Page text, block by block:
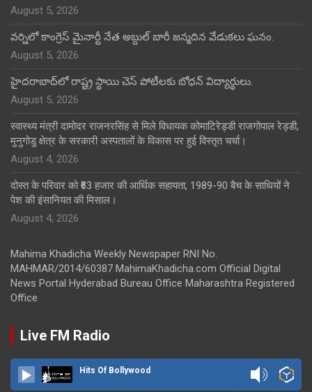
August 5, 2026
వర్నిలో కాంగ్రెస్ మైనార్టీ నేత అబ్దుల్ బారీ జన్మదిన వేడుకలు ఘనం.
August 5, 2026
హైదరాబాద్‌లో రాష్ట్ర స్థాయి చెస్ పోటీలకు బోధన్ విద్యార్థులు.
August 5, 2026
स्वास्थ्य मंत्री दामोदर राजनरसिंह से मिले विधायक कोमाटिरेड्डी राजगोपाल रेड्डी,
मुनुगोडु क्षेत्र के सरकारी अस्पतालों के विकास पर हुई विस्तृत चर्चा।
August 4, 2026
दोस्त के परिवार को ₹63 हजार की आर्थिक सहायता, 1989-90 बैच के साथियों ने
पेश की इंसानियत की मिसाल।
August 4, 2026
Mahima Khadicha Weekly Newspaper RNI No.
MAHMAR/2014/60387 MahimaKhadicha.com Official Digital
News Portal Hyderabad Bureau Office Maharashtra Registered
Office
Live FM Radio
Hits Of Bollywood